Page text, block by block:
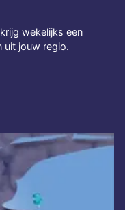
wekelijks een
uit jouw regio.